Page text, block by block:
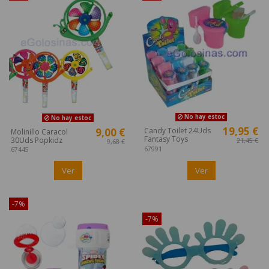
No hay estoc
Molinillo Caracol
30Uds Popkidz
67445
9,00 €
9,68 €
Ver
No hay estoc
Candy Toilet 24Uds
Fantasy Toys
67991
19,95 €
21,45 €
Ver
-7%
-7%